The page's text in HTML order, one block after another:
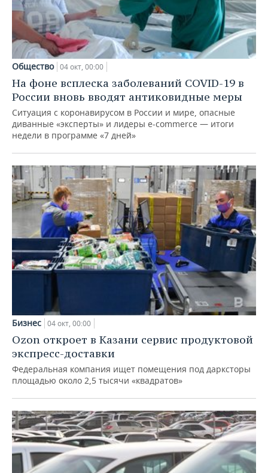
Общество 04 окт, 00:00
На фоне всплеска заболеваний COVID-19 в
России вновь вводят антиковидные меры
Ситуация с коронавирусом в России и мире, опасные
диванные «эксперты» и лидеры е-сommerce — итоги
недели в программе «7 дней»
Бизнес 04 окт, 00:00
Ozon откроет в Казани сервис продуктовой
экспресс-доставки
Федеральная компания ищет помещения под дарксторы
площадью около 2,5 тысячи «квадратов»